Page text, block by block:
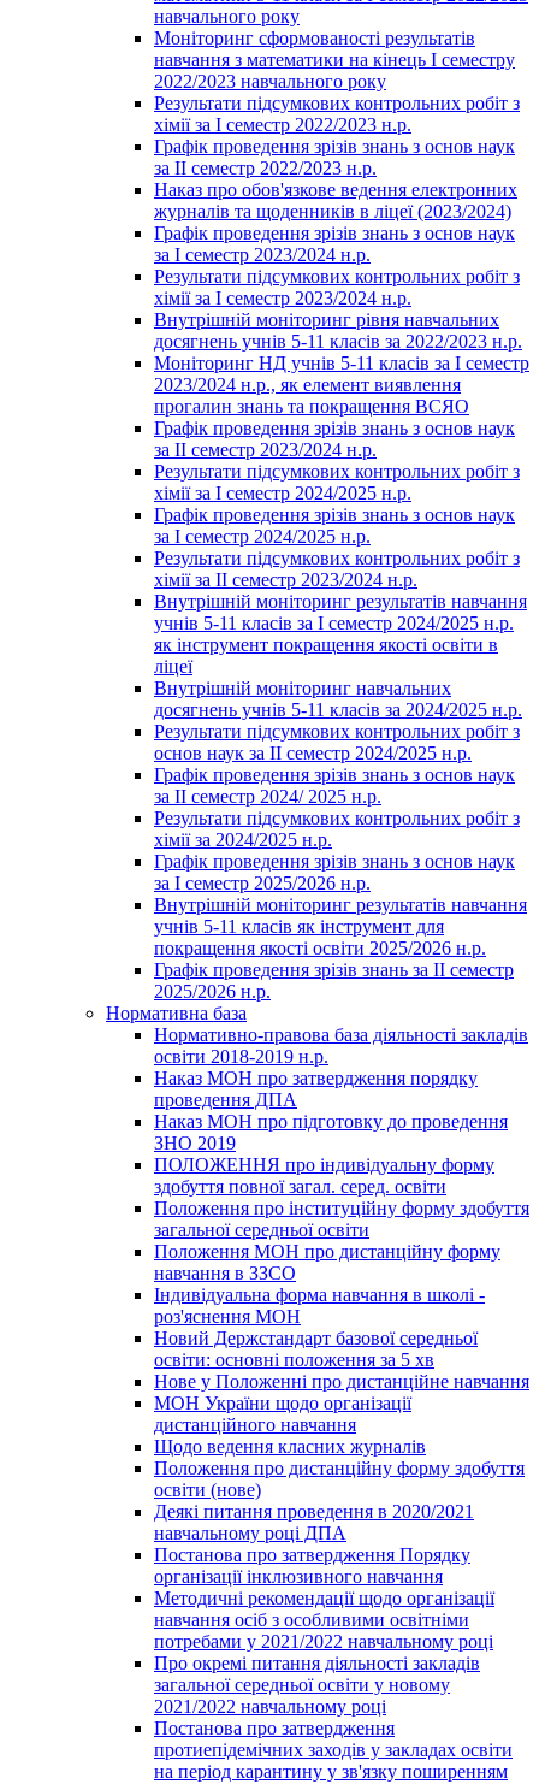
навчального року
Моніторинг сформованості результатів
навчання з математики на кінець І семестру
2022/2023 навчального року
Результати підсумкових контрольних робіт з
хімії за І семестр 2022/2023 н.р.
Графік проведення зрізів знань з основ наук
за ІІ семестр 2022/2023 н.р.
Наказ про обов'язкове ведення електронних
журналів та щоденників в ліцеї (2023/2024)
Графік проведення зрізів знань з основ наук
за І семестр 2023/2024 н.р.
Результати підсумкових контрольних робіт з
хімії за І семестр 2023/2024 н.р.
Внутрішній моніторинг рівня навчальних
досягнень учнів 5-11 класів за 2022/2023 н.р.
Моніторинг НД учнів 5-11 класів за І семестр
2023/2024 н.р., як елемент виявлення
прогалин знань та покращення ВСЯО
Графік проведення зрізів знань з основ наук
за ІІ семестр 2023/2024 н.р.
Результати підсумкових контрольних робіт з
хімії за І семестр 2024/2025 н.р.
Графік проведення зрізів знань з основ наук
за І семестр 2024/2025 н.р.
Результати підсумкових контрольних робіт з
хімії за ІІ семестр 2023/2024 н.р.
Внутрішній моніторинг результатів навчання
учнів 5-11 класів за І семестр 2024/2025 н.р.
як інструмент покращення якості освіти в
ліцеї
Внутрішній моніторинг навчальних
досягнень учнів 5-11 класів за 2024/2025 н.р.
Результати підсумкових контрольних робіт з
основ наук за ІІ семестр 2024/2025 н.р.
Графік проведення зрізів знань з основ наук
за ІІ семестр 2024/ 2025 н.р.
Результати підсумкових контрольних робіт з
хімії за 2024/2025 н.р.
Графік проведення зрізів знань з основ наук
за І семестр 2025/2026 н.р.
Внутрішній моніторинг результатів навчання
учнів 5-11 класів як інструмент для
покращення якості освіти 2025/2026 н.р.
Графік проведення зрізів знань за ІІ семестр
2025/2026 н.р.
Нормативна база
Нормативно-правова база діяльності закладів
освіти 2018-2019 н.р.
Наказ МОН про затвердження порядку
проведення ДПА
Наказ МОН про підготовку до проведення
ЗНО 2019
ПОЛОЖЕННЯ про індивідуальну форму
здобуття повної загал. серед. освіти
Положення про інституційну форму здобуття
загальної середньої освіти
Положення МОН про дистанційну форму
навчання в ЗЗСО
Індивідуальна форма навчання в школі -
роз'яснення МОН
Новий Держстандарт базової середньої
освіти: основні положення за 5 хв
Нове у Положенні про дистанційне навчання
МОН України щодо організації
дистанційного навчання
Щодо ведення класних журналів
Положення про дистанційну форму здобуття
освіти (нове)
Деякі питання проведення в 2020/2021
навчальному році ДПА
Постанова про затвердження Порядку
організації інклюзивного навчання
Методичні рекомендації щодо організації
навчання осіб з особливими освітніми
потребами у 2021/2022 навчальному році
Про окремі питання діяльності закладів
загальної середньої освіти у новому
2021/2022 навчальному році
Постанова про затвердження
протиепідемічних заходів у закладах освіти
на період карантину у зв'язку поширенням